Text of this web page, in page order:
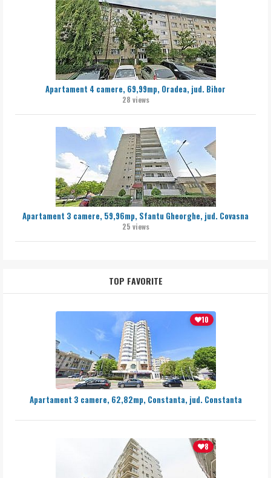
Apartament 4 camere, 69,99mp, Oradea, jud. Bihor
28 views
Apartament 3 camere, 59,96mp, Sfantu Gheorghe, jud. Covasna
25 views
TOP FAVORITE
10
Apartament 3 camere, 62,82mp, Constanta, jud. Constanta
8